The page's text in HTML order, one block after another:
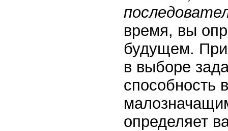
время, вы
будущем. При
в выборе
способность
определяет